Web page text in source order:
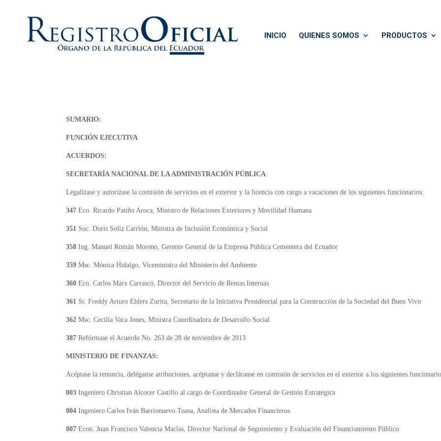
INICIO QUIENES SOMOS PRODUCTOS
SUMARIO:
FUNCIÓN EJECUTIVA
ACUERDOS:
SECRETARÍA NACIONAL DE LA ADMINISTRACIÓN PÚBLICA:
Legalízase y autorízase la comisión de servicios en el exterior y la licencia con cargo a vacaciones de los siguientes funcionarios:
347Eco. Ricardo Patiño Aroca, Ministro de Relaciones Exteriores y Movilidad Humana
351 Soc. Doris Soliz Carrión, Ministra de Inclusión Económica y Social
358Ing. Manuel Román Moreno, Gerente General de la Empresa Pública Cementera del Ecuador
359Msc. Mónica Hidalgo, Viceministra del Ministerio del Ambiente
360Eco. Carlos Marx Carrasco, Director del Servicio de Rentas Internas
361 Sr. Freddy Arturo Ehlers Zurita, Secretario de la Iniciativa Presidencial para la Construcción de la Sociedad del Buen Vivir
362Msc. Cecilia Vaca Jones, Ministra Coordinadora de Desarrollo Social
387Refórmase el Acuerdo No. 263 de 28 de noviembre de 2013
MINISTERIO DE FINANZAS:
Acéptase la renuncia, deléganse atribuciones, acéptanse y decláranse en comisión de servicios en el exterior a los siguientes
003 Ingeniero Christian Alcocer Castillo al cargo de Coordinador General de Gestión Estratégica
004 Ingeniero Carlos Iván Barrionuevo Toasa, Analista de Mercados Financieros
007Econ. Juan Francisco Valencia Macías, Director Nacional de Seguimiento y Evaluación del Financiamiento Público